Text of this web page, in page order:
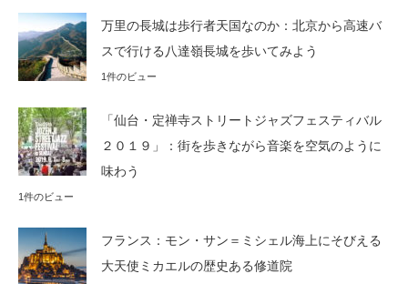
万里の長城は歩行者天国なのか：北京から高速バ
スで行ける八達嶺長城を歩いてみよう
1件のビュー
「仙台・定禅寺ストリートジャズフェスティバル
２０１９」：街を歩きながら音楽を空気のように
味わう
1件のビュー
フランス：モン・サン＝ミシェル海上にそびえる
大天使ミカエルの歴史ある修道院